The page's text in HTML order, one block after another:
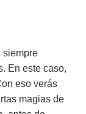
siempre
En este caso,
eso verás
magias de